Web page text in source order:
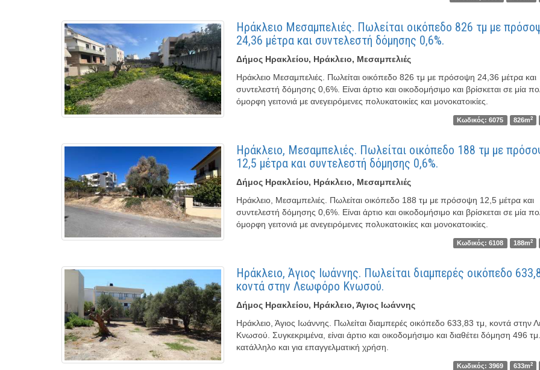
Ηράκλειο Μεσαμπελιές. Πωλείται οικόπεδο 826 τμ με
24,36 μέτρα και συντελεστή δόμησης 0,6%.
Δήμος Ηρακλείου, Ηράκλειο, Μεσαμπελιές
Ηράκλειο Μεσαμπελιές. Πωλείται οικόπεδο 826 τμ με πρόσοψη 24,36 μέτρα και
συντελεστή δόμησης 0,6%. Είναι άρτιο και οικοδομήσιμο και βρίσκεται σε μία
όμορφη γειτονιά με ανεγειρόμενες πολυκατοικίες και μονοκατοικίες.
Κωδικός: 6075 826m2
Ηράκλειο, Μεσαμπελιές. Πωλείται οικόπεδο 188 τμ με
12,5 μέτρα και συντελεστή δόμησης 0,6%.
Δήμος Ηρακλείου, Ηράκλειο, Μεσαμπελιές
Ηράκλειο, Μεσαμπελιές. Πωλείται οικόπεδο 188 τμ με πρόσοψη 12,5 μέτρα και
συντελεστή δόμησης 0,6%. Είναι άρτιο και οικοδομήσιμο και βρίσκεται σε μία
όμορφη γειτονιά με ανεγειρόμενες πολυκατοικίες και μονοκατοικίες.
Κωδικός: 6108 188m2
Ηράκλειο, Άγιος Ιωάννης. Πωλείται διαμπερές οικόπεδο
κοντά στην Λεωφόρο Κνωσού.
Δήμος Ηρακλείου, Ηράκλειο, Άγιος Ιωάννης
Ηράκλειο, Άγιος Ιωάννης. Πωλείται διαμπερές οικόπεδο 633,83 τμ, κοντά στην
Κνωσού. Συγκεκριμένα, είναι άρτιο και οικοδομήσιμο και διαθέτει δόμηση 496 τμ.
κατάλληλο και για επαγγελματική χρήση.
Κωδικός: 3969 633m2